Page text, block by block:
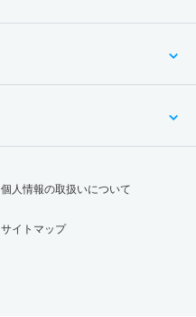
個人情報の取扱いについて
サイトマップ